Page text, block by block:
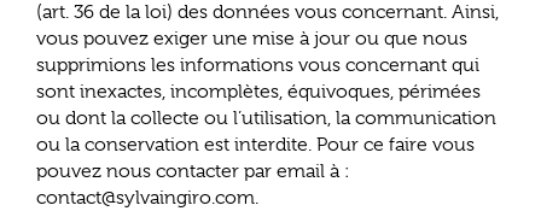
(art. 36 de la loi) des données vous concernant. Ainsi,
vous pouvez exiger une mise à jour ou que nous
supprimions les informations vous concernant qui
sont inexactes, incomplètes, équivoques, périmées
ou dont la collecte ou l’utilisation, la communication
ou la conservation est interdite. Pour ce faire vous
pouvez nous contacter par email à :
contact@sylvaingiro.com.